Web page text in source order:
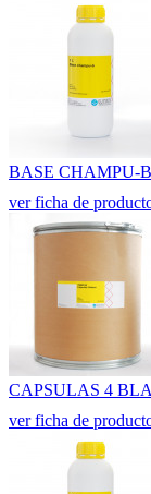
BASE CHAMPU-B
ver ficha de
CAPSULAS 4
ver ficha de